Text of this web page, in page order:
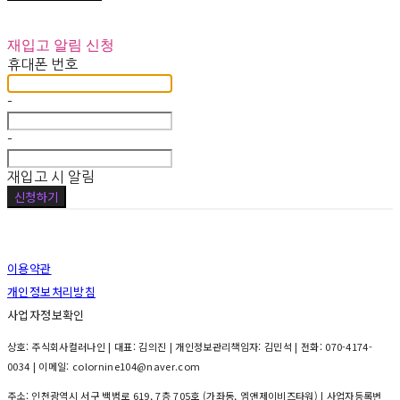
재입고 알림 신청
휴대폰 번호
-
-
재입고 시 알림
신청하기
이용약관
개인정보처리방침
사업자정보확인
상호: 주식회사컬러나인 | 대표: 김의진 | 개인정보관리책임자: 김민석 | 전화: 070-4174-
0034 | 이메일: colornine104@naver.com
주소: 인천광역시 서구 백범로 619, 7층 705호 (가좌동, 엠앤제이비즈타워) | 사업자등록번